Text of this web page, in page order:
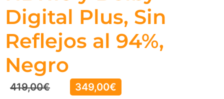
Digital Plus, Sin
Reflejos al 94%,
Negro
419,00€ 349,00€